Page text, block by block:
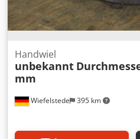
Wiefelstede 395 km
Handwiel
unbekannt
mm